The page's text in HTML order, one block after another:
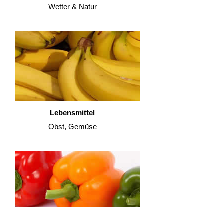
Wetter & Natur
Lebensmittel
Obst, Gemüse